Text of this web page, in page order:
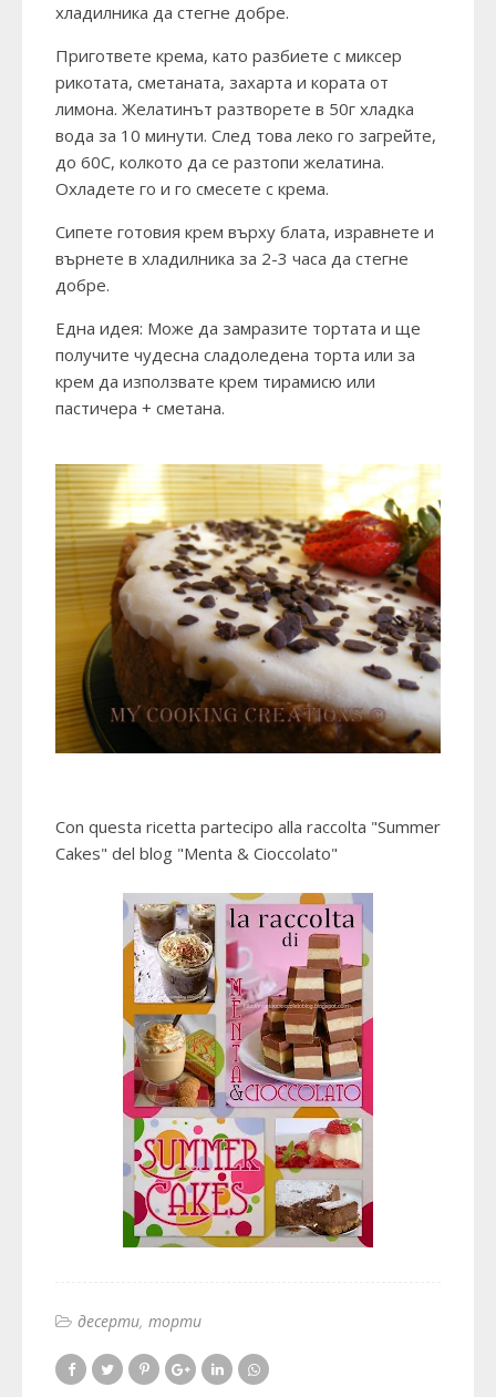
хладилника да стегне добре.
Пригответе крема, като разбиете с миксер
рикотата, сметаната, захарта и кората от
лимона. Желатинът разтворете в 50г хладка
вода за 10 минути. След това леко го загрейте,
до 60С, колкото да се разтопи желатина.
Охладете го и го смесете с крема.
Сипете готовия крем върху блата, изравнете и
върнете в хладилника за 2-3 часа да стегне
добре.
Една идея: Може да замразите тортата и ще
получите чудесна сладоледена торта или за
крем да използвате крем тирамисю или
пастичера + сметана.
Con questa ricetta partecipo alla raccolta "Summer
Cakes" del blog "Menta & Cioccolato"
десерти торти